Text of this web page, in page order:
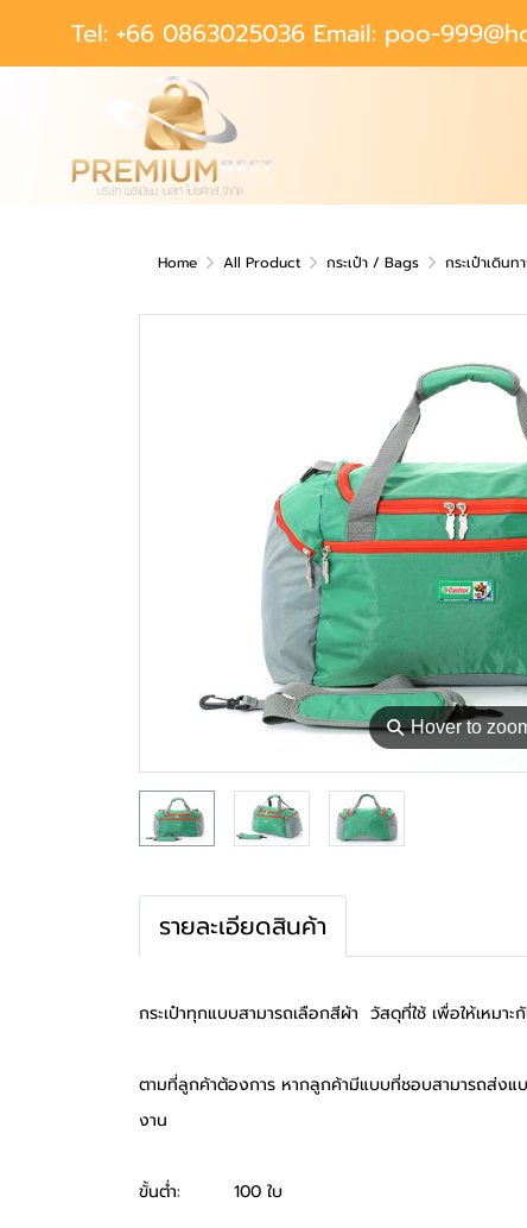
Tel: +66 0863025036 Email: poo-
Home All Product กระเป๋า / Bags กระเป๋าเดินท
⚲Hover to
รายละเอียดสินค้า
กระเป๋าทุกแบบสามารถเลือกสีผ้า วัสดุที่ใช้ เพื่อให้เหมา
ตามที่ลูกค้าต้องการ หากลูกค้ามีแบบที่ชอบสามารถส่งแ
งาน
ขั้นต่ำ: 100 ใบ